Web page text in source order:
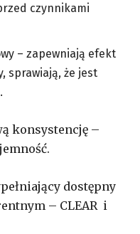
czynnikami
– zapewniają efekt
sprawiają, że jest
konsystencję –
dostępny
– CLEAR i